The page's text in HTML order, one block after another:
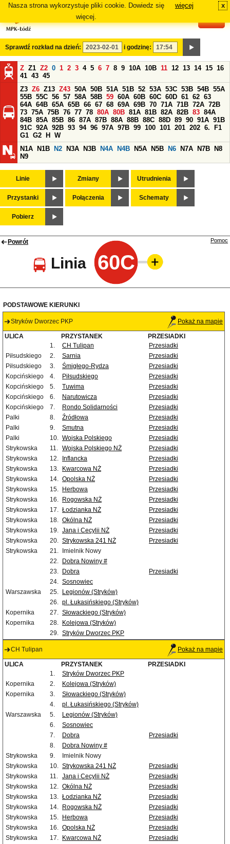
Nasza strona wykorzystuje pliki cookie. Dowiedz się
więcej.
więcej x
Sprawdź rozkład na dzień: i godzinę:
Z Z1 Z2 0 1 2 3 4 5 6 7 8 9 10A 10B 11 12 13 14 15 16
41 43 45
Z3 Z6 Z13 Z43 50A 50B 51A 51B 52 53A 53C 53B 54B 55A
55B 55C 56 57 58A 58B 59 60A 60B 60C 60D 61 62 63
64A 64B 65A 65B 66 67 68 69A 69B 70 71A 71B 72A 72B
73 75A 75B 76 77 78 80A 80B 81A 81B 82A 82B 83 84A
84B 85A 85B 86 87A 87B 88A 88B 88C 88D 89 90 91A 91B
91C 92A 92B 93 94 96 97A 97B 99 100 101 201 202 6.
F1
G1 G2 H
W
N1A
N1B N2 N3A N3B N4A N4B N5A N5B N6 N7A N7B
N8
N9
Linie Zmiany Utrudnienia
Przystanki Połączenia Schematy
Pobierz
Powrót
Linia 60C
Pomoc
PODSTAWOWE KIERUNKI
Stryków Dworzec PKP Pokaż na mapie
ULICA PRZYSTANEK
PRZESIADKI
1.
CH Tulipan
Przesiadki
Piłsudskiego
2. Sarnia
Przesiadki
Piłsudskiego
3. Śmigłego-Rydza
Przesiadki
Kopcińskiego
4. Piłsudskiego
Przesiadki
Kopcińskiego
5. Tuwima
Przesiadki
Kopcińskiego
6. Narutowicza
Przesiadki
Kopcińskiego
7. Rondo Solidarności
Przesiadki
Palki
8. Źródłowa
Przesiadki
Palki
9. Smutna
Przesiadki
Palki
10. Wojska Polskiego
Przesiadki
Strykowska
11. Wojska Polskiego NŻ
Przesiadki
Strykowska
12. Inflancka
Przesiadki
Strykowska
13. Kwarcowa NŻ
Przesiadki
Strykowska
14. Opolska NŻ
Przesiadki
Strykowska
15. Herbowa
Przesiadki
Strykowska
16. Rogowska NŻ
Przesiadki
Strykowska
17. Łodzianka NŻ
Przesiadki
Strykowska
18. Okólna NŻ
Przesiadki
Strykowska
19. Jana i Cecylii NŻ
Przesiadki
Strykowska
20. Strykowska 241 NŻ
Przesiadki
Strykowska
21.
Imielnik Nowy
22.
Dobra Nowiny #
23.
Dobra
Przesiadki
24. Sosnowiec
Warszawska
25.
Legionów (Stryków)
26. pl. Łukasińskiego (Stryków)
Kopernika
27. Słowackiego (Stryków)
Kopernika
28.
Kolejowa (Stryków)
29. Stryków Dworzec PKP
CH Tulipan Pokaż na mapie
ULICA PRZYSTANEK
PRZESIADKI
1.
Stryków Dworzec PKP
Kopernika
2.
Kolejowa (Stryków)
Kopernika
3.
Słowackiego (Stryków)
4.
pl. Łukasińskiego (Stryków)
Warszawska
5.
Legionów (Stryków)
6.
Sosnowiec
7.
Dobra
Przesiadki
8.
Dobra Nowiny #
Strykowska
9.
Imielnik Nowy
Strykowska
10. Strykowska 241 NŻ
Przesiadki
Strykowska
11. Jana i Cecylii NŻ
Przesiadki
Strykowska
12. Okólna NŻ
Przesiadki
Strykowska
13. Łodzianka NŻ
Przesiadki
Strykowska
14. Rogowska NŻ
Przesiadki
Strykowska
15. Herbowa
Przesiadki
Strykowska
16. Opolska NŻ
Przesiadki
Strykowska
17. Kwarcowa NŻ
Przesiadki